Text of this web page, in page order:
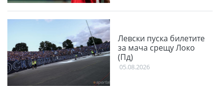
Левски пуска билетите
за мача срещу Локо
(Пд)
05.08.2026